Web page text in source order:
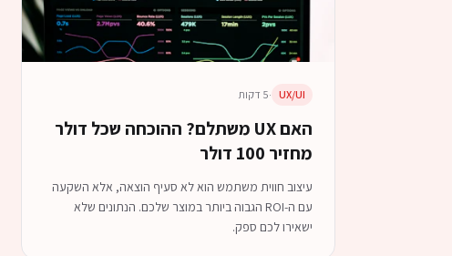
UX/UI
·5 דקות
האם UX משתלם? ההוכחה שכל דולר
מחזיר 100 דולר
עיצוב חווית משתמש הוא לא סעיף הוצאה, אלא השקעה
עם ה-ROI הגבוה ביותר במוצר שלכם. הנתונים שלא
ישאירו לכם ספק.